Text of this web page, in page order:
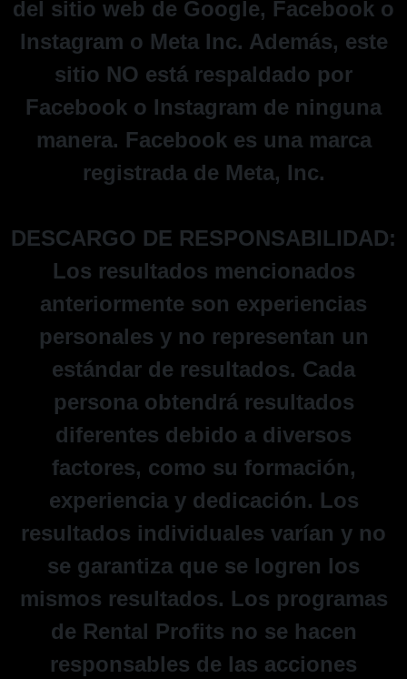
del sitio web de Google, Facebook o
Instagram o Meta Inc. Además, este
sitio NO está respaldado por
Facebook o Instagram de ninguna
manera. Facebook es una marca
registrada de Meta, Inc.
DESCARGO DE RESPONSABILIDAD:
Los resultados mencionados
anteriormente son experiencias
personales y no representan un
estándar de resultados. Cada
persona obtendrá resultados
diferentes debido a diversos
factores, como su formación,
experiencia y dedicación. Los
resultados individuales varían y no
se garantiza que se logren los
mismos resultados. Los programas
de Rental Profits no se hacen
responsables de las acciones